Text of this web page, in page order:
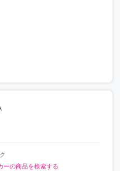
ーの商品を検索する